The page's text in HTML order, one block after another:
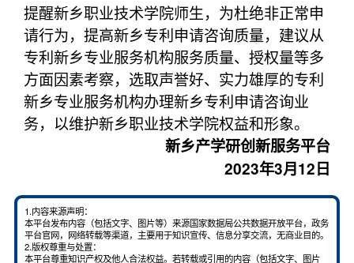
提醒新乡职业技术学院师生，为杜绝非正常申
请行为，提高新乡专利申请咨询质量，建议从
专利新乡专业服务机构服务质量、授权量等多
方面因素考察，选取声誉好、实力雄厚的专利
新乡专业服务机构办理新乡专利申请咨询业
务，以维护新乡职业技术学院权益和形象。
新乡产学研创新服务平台
2023年3月12日
1.内容来源声明：
本平台发布内容（包括文字、图片等）来源国家数据局公共数据开放平台，政务
平台官网，网络转载等渠道，主要用于知识宣传、信息分享交流，无商业目的。
2.版权尊重与处置：
本平台尊重知识产权及他人合法权益。若转载或引用的内容（包括文字、图片